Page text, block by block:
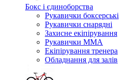
Бокс і єдиноборства
Рукавички боксерські
Рукавички снарядні
Захисне екіпірування
Рукавички ММА
Екіпірування тренера
Обладнання для залів